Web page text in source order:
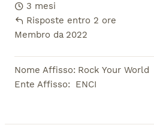
3 mesi
Risposte entro 2 ore
Membro da 2022
Nome Affisso: Rock Your World
Ente Affisso: ENCI